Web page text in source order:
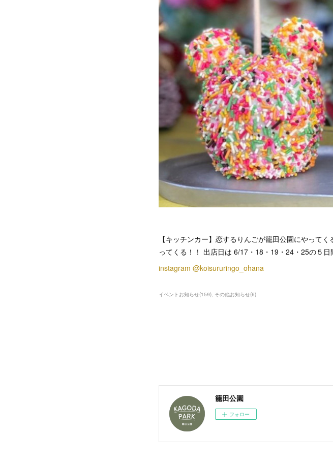
【キッチンカー】恋するりんごが籠田公園にやって
ってくる！！ 出店日は 6/17・18・19・24・25の５
instagram @koisururingo_ohana
イベントお知らせ(159) その他お知らせ(6)
籠田公園
フォロー